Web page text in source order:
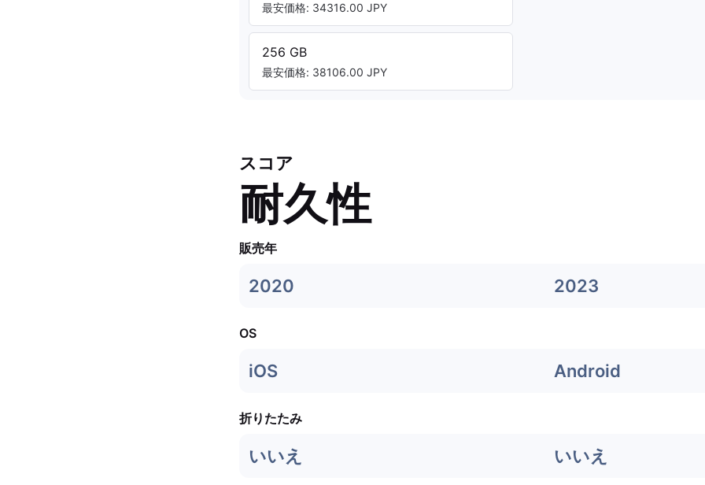
最安価格: 34316.00 JPY
256 GB
最安価格: 38106.00 JPY
スコア
耐久性
販売年
2020 2023
OS
iOS Android
折りたたみ
いいえ いいえ